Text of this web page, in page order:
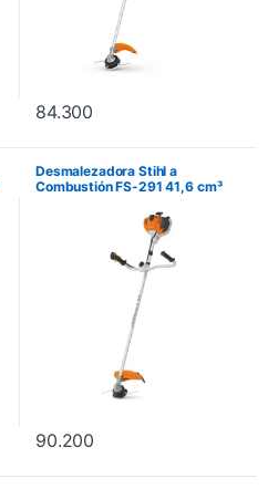
84.300
Desmalezadora Stihl a
Combustión FS-291 41,6 cm³
90.200